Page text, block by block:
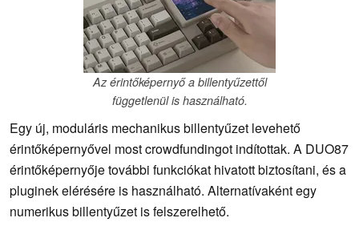
Az érintőképernyő a billentyűzettől
függetlenül is használható.
Egy új, moduláris mechanikus billentyűzet levehető
érintőképernyővel most crowdfundingot indítottak. A DUO87
érintőképernyője további funkciókat hivatott biztosítani, és a
pluginek elérésére is használható. Alternatívaként egy
numerikus billentyűzet is felszerelhető.